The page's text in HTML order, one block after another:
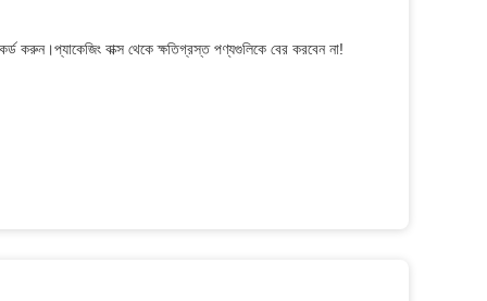
করুন।প্যাকেজিং বাক্স থেকে ক্ষতিগ্রস্ত পণ্যগুলিকে বের করবেন না!